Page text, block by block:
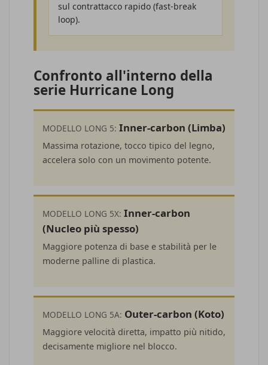
sul contrattacco rapido (fast-break
loop).
Confronto all'interno della
serie Hurricane Long
MODELLO LONG 5: Inner-carbon (Limba)
Massima rotazione, tocco tipico del legno,
accelera solo con un movimento potente.
MODELLO LONG 5X: Inner-carbon
(Nucleo più spesso)
Maggiore potenza di base e stabilità per le
moderne palline di plastica.
MODELLO LONG 5A: Outer-carbon (Koto)
Maggiore velocità diretta, impatto più nitido,
decisamente migliore nel blocco.